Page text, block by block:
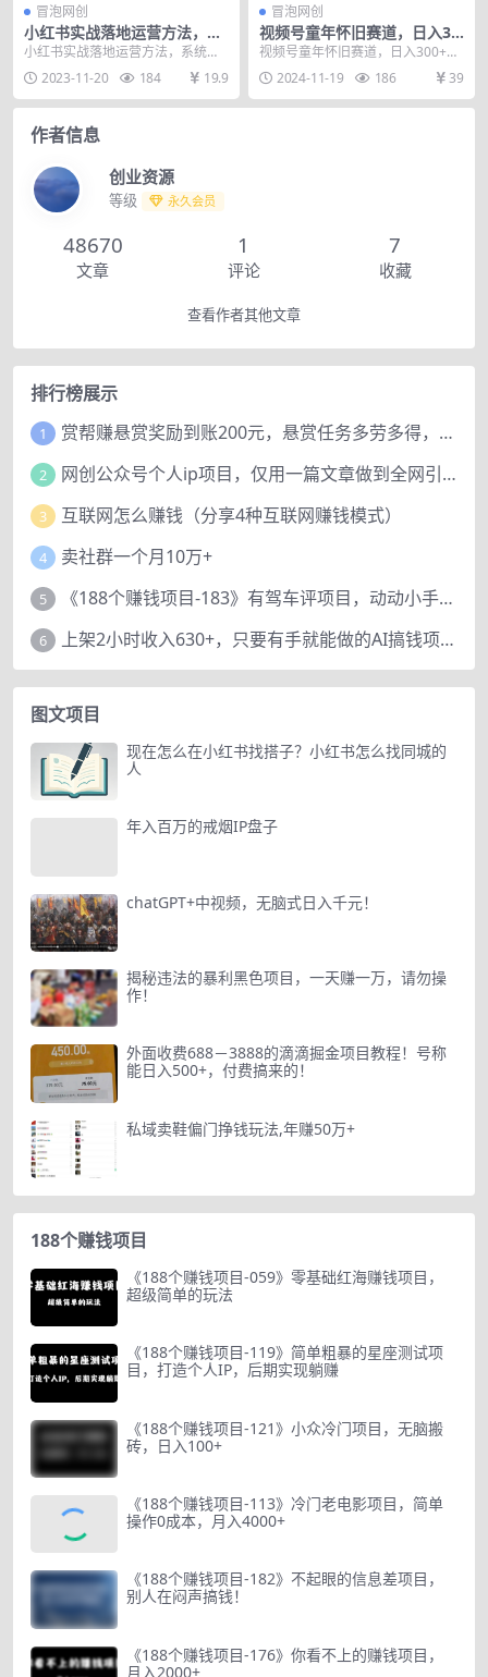
冒泡网创
小红书实战落地运营方法，系
统训练，抓住搞钱方向，跟有
结果的人学习
小红书实战落地运营方法，系统训
练，抓住搞钱方向，跟有结果的人
学习 和有结果的人学...
2023-11-20 184 19.9
冒泡网创
视频号童年怀旧赛道，日入30
0+，新老手可做【揭秘】
视频号童年怀旧赛道，日入300+，
新老手可做【揭秘】 视频号创作计
划是微信视频号...
2024-11-19 186 39
作者信息
创业资源
等级 永久会员
48670
文章
1
评论
7
收藏
查看作者其他文章
排行榜展示
1 赏帮赚悬赏奖励到账200元，悬赏任务多劳多得，人人可做。
2 网创公众号个人ip项目，仅用一篇文章做到全网引流！
3 互联网怎么赚钱（分享4种互联网赚钱模式）
4 卖社群一个月10万+
5 《188个赚钱项目-183》有驾车评项目，动动小手，复制粘贴赚44元！
6 上架2小时收入630+，只要有手就能做的AI搞钱项目，奶奶看完都能学会!
图文项目
现在怎么在小红书找搭子？小红书怎么找同城的
人
年入百万的戒烟IP盘子
chatGPT+中视频，无脑式日入千元！
揭秘违法的暴利黑色项目，一天赚一万，请勿操
作！
外面收费688－3888的滴滴掘金项目教程！号称
能日入500+，付费搞来的！
私域卖鞋偏门挣钱玩法,年赚50万+
188个赚钱项目
《188个赚钱项目-059》零基础红海赚钱项目，
超级简单的玩法
《188个赚钱项目-119》简单粗暴的星座测试项
目，打造个人IP，后期实现躺赚
《188个赚钱项目-121》小众冷门项目，无脑搬
砖，日入100+
《188个赚钱项目-113》冷门老电影项目，简单
操作0成本，月入4000+
《188个赚钱项目-182》不起眼的信息差项目，
别人在闷声搞钱！
《188个赚钱项目-176》你看不上的赚钱项目，
月入2000+